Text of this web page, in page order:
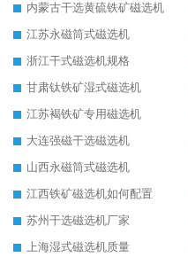
内蒙古干选黄硫铁矿磁选机
江苏永磁筒式磁选机
浙江干式磁选机规格
甘肃钛铁矿湿式磁选机
江苏褐铁矿专用磁选机
大连强磁干选磁选机
山西永磁筒式磁选机
江西铁矿磁选机如何配置
苏州干选磁选机厂家
上海湿式磁选机质量